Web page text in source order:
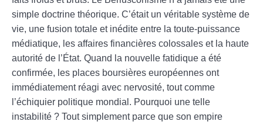
simple doctrine théorique. C’était un véritable système de
vie, une fusion totale et inédite entre la toute-puissance
médiatique, les affaires financières colossales et la haute
autorité de l’État. Quand la nouvelle fatidique a été
confirmée, les places boursières européennes ont
immédiatement réagi avec nervosité, tout comme
l’échiquier politique mondial. Pourquoi une telle
instabilité ? Tout simplement parce que son empire